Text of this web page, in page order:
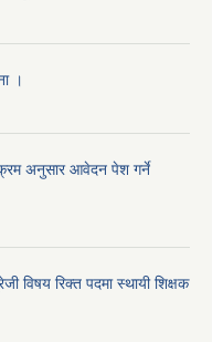
।
अनुसार आवेदन पेश गर्ने
विषय रिक्त पदमा स्थायी शिक्षक